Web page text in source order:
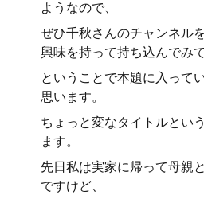
ようなので、
ぜひ千秋さんのチャンネル
興味を持って持ち込んでみ
ということで本題に入って
思います。
ちょっと変なタイトルとい
ます。
先日私は実家に帰って母親
ですけど、